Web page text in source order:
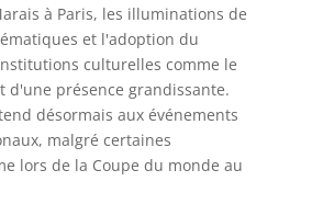
à Paris, les illuminations de
et l'adoption du
culturelles comme le
d'une présence grandissante.
désormais aux événements
malgré certaines
lors de la Coupe du monde au